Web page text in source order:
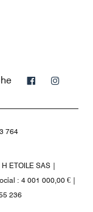
Facebook
764
ETOILE SAS |
: 4 001 000,00 € |
236